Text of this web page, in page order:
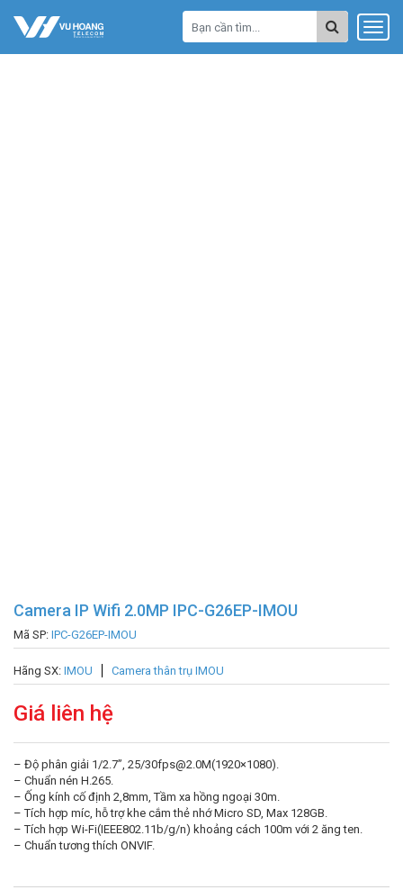
Camera IP Wifi 2.0MP IPC-G26EP-IMOU
Mã SP: IPC-G26EP-IMOU
Hãng SX: IMOU Camera thân trụ IMOU
Giá liên hệ
– Độ phân giải 1/2.7”, 25/30fps@2.0M(1920×1080).
– Chuẩn nén H.265.
– Ống kính cố định 2,8mm, Tầm xa hồng ngoại 30m.
– Tích hợp míc, hỗ trợ khe cắm thẻ nhớ Micro SD, Max 128GB.
– Tích hợp Wi-Fi(IEEE802.11b/g/n) khoảng cách 100m với 2 ăng ten.
– Chuẩn tương thích ONVIF.